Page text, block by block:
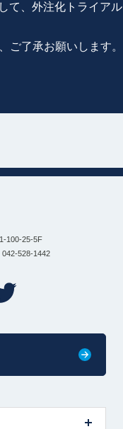
て、外注化トライアル
ご了承お願いします。
100-25-5F
042-528-1442